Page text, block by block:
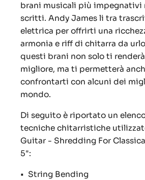
brani musicali più impegnativi
scritti. Andy James li tra
elettrica per offrirti una
armonia e riff di chitarra da
questi brani non solo ti
migliore, ma ti permetterà
confrontarti con alcuni dei
mondo.
Di seguito è riportato un
tecniche chitarristiche
Guitar - Shredding For
5":
• String Bending